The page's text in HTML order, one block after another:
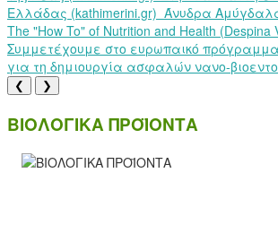
Ελλάδας (kathimerini.gr) Άνυδρα
The "How To" of Nutrition and Health (Despina
Συμμετέχουμε στο ευρωπαικό πρόγραμμα
για τη δημιουργία ασφαλών νανο-
❮ ❯
ΒΙΟΛΟΓΙΚΑ ΠΡΟΪΟΝΤΑ